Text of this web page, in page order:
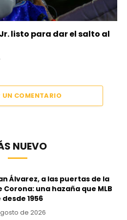
listo para dar el salto al
COMENTARIO
NUEVO
Álvarez, a las puertas de la
Corona: una hazaña que MLB
desde 1956
de 2026